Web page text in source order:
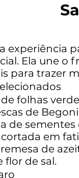
experiência
Ela une
para trazer
de folhas
de
de
em
de
flor de sal.